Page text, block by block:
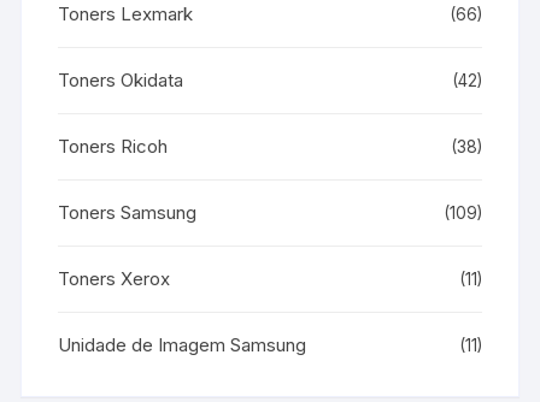
Toners Lexmark (66)
Toners Okidata (42)
Toners Ricoh (38)
Toners Samsung (109)
Toners Xerox (11)
Unidade de Imagem Samsung (11)